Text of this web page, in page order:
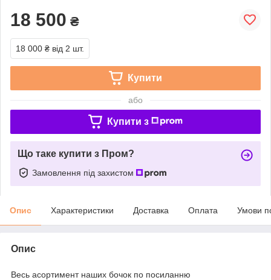
18 500 ₴
18 000 ₴ від 2 шт.
Купити
або
Купити з
Що таке купити з Пром?
Замовлення під захистом
Опис Характеристики Доставка Оплата Умови
Опис
Весь асортимент наших бочок по посиланню